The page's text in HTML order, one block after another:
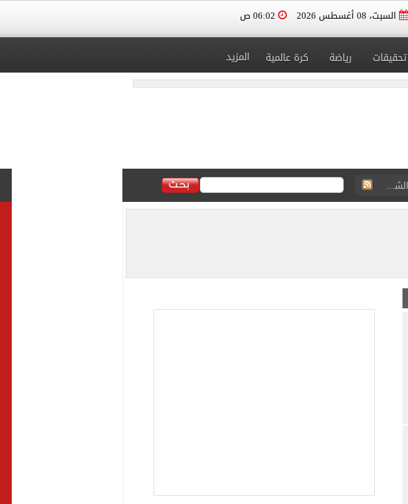
السبت، 08 أغسطس 2026
تحقيقات رياضة كرة عالمية المزيد